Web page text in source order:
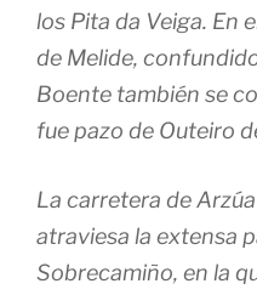
los Pita da Veiga. En
de Melide,
Boente también se
fue pazo de Outeiro
La carretera de
atraviesa la extensa
Sobrecamiño, en la